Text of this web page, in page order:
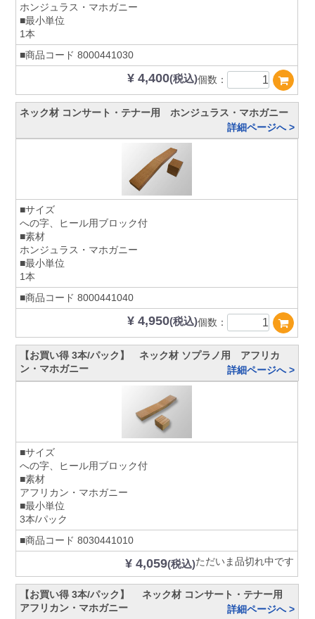
ホンジュラス・マホガニー
■最小単位
1本
■商品コード 8000441030
¥ 4,400(税込)個数：
ネック材 コンサート・テナー用 ホンジュラス・マホガニー
詳細ページへ >
■サイズ
への字、ヒール用ブロック付
■素材
ホンジュラス・マホガニー
■最小単位
1本
■商品コード 8000441040
¥ 4,950(税込)個数：
【お買い得 3本/パック】 ネック材 ソプラノ用 アフリカ
ン・マホガニー
詳細ページへ >
■サイズ
への字、ヒール用ブロック付
■素材
アフリカン・マホガニー
■最小単位
3本/パック
■商品コード 8030441010
¥ 4,059(税込)ただいま品切れ中です
【お買い得 3本/パック】 ネック材 コンサート・テナー用
アフリカン・マホガニー
詳細ページへ >